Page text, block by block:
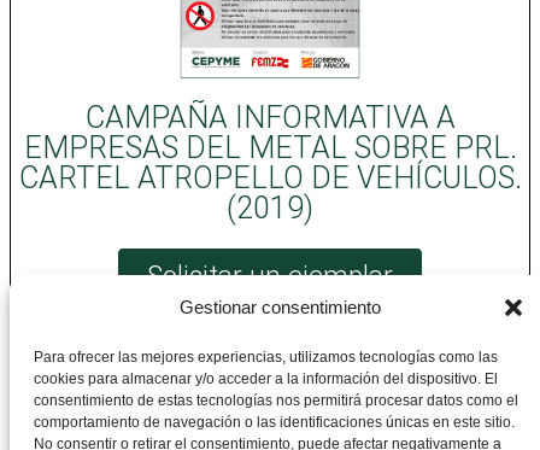
Gestionar consentimiento
Para ofrecer las mejores experiencias, utilizamos tecnologías como las
cookies para almacenar y/o acceder a la información del dispositivo. El
consentimiento de estas tecnologías nos permitirá procesar datos como el
comportamiento de navegación o las identificaciones únicas en este sitio.
No consentir o retirar el consentimiento, puede afectar negativamente a
CAMPAÑA INFORMATIVA A
EMPRESAS DEL METAL SOBRE PRL.
CARTEL ATROPELLO DE VEHÍCULOS.
(2019)
Solicitar un ejemplar
CEPYME Aragón